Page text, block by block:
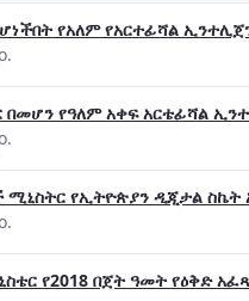
የአለም የአርተፊሻል
በመሆን የዓለም አቀፍ አርቴፊሻል
ሚኒስትር የኢትዮጵያን ዲጂታል
የ2018 በጀት ዓመት የዕቅድ